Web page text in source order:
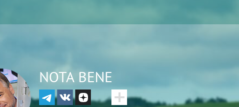
NOTA BENE